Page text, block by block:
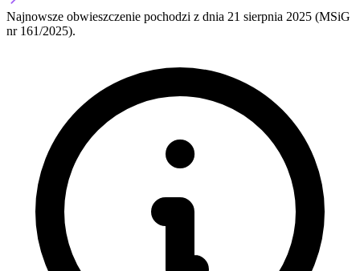
Najnowsze obwieszczenie pochodzi z dnia 21 sierpnia 2025 (MSiG
nr 161/2025).